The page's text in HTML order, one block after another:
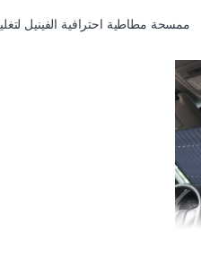
ممسحة مطاطية احترافية الفينيل